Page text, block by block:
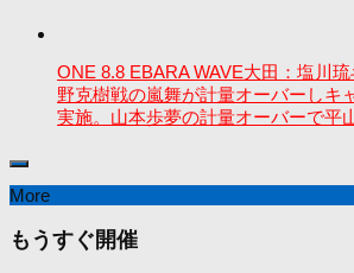
ONE 8.8 EBARA WAVE大田：塩川
野克樹戦の嵐舞が計量オーバーしキ
実施。山本歩夢の計量オーバーで平
More
もうすぐ開催